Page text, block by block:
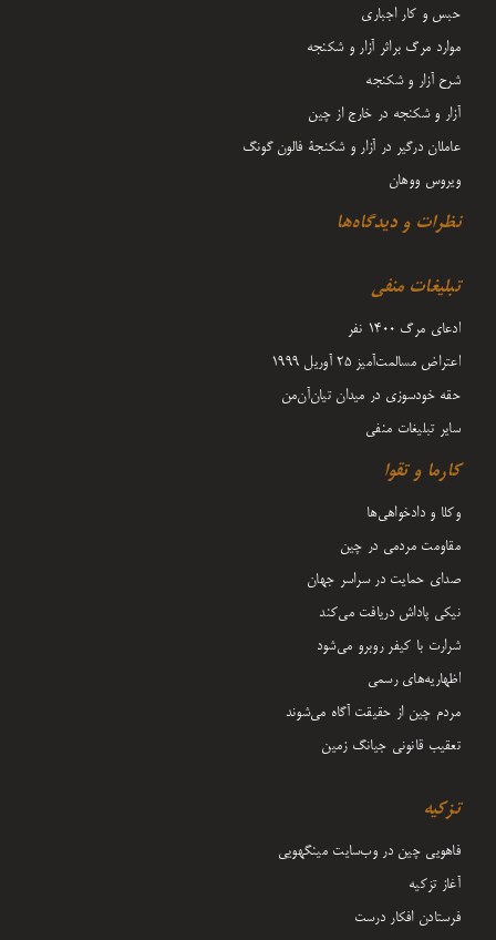
حبس و کار اجباری
موارد مرگ براثر آزار و شکنجه
شرح آزار و شکنجه
آزار و شکنجه در خارج از چین
عاملان درگیر در آزار و شکنجۀ فالون گونگ
ویروس ووهان
نظرات و دیدگاه‌ها
تبلیغات منفی
ادعای مرگ 1400 نفر
اعتراض مسالمت‌آمیز ۲۵ آوریل ۱۹۹۹
حقه خودسوزی در میدان تیان‌آن‌من
سایر تبلیغات منفی
کارما و تقوا
وکلا و دادخواهی‌ها
مقاومت مردمی در چین
صدای حمایت در سراسر جهان
نیکی پاداش دریافت می‌کند
شرارت با کیفر روبرو می‌شود
اظهاریه‌های رسمی
مردم چین از حقیقت آگاه می‌شوند
تعقیب قانونی جیانگ زمین
تزکیه
فاهویی چین در وب‌سایت مینگهویی
آغاز تزکیه
فرستادن افکار درست